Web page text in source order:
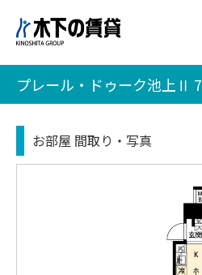
プレール・ドゥーク池上Ⅱ
お部屋 間取り・写真